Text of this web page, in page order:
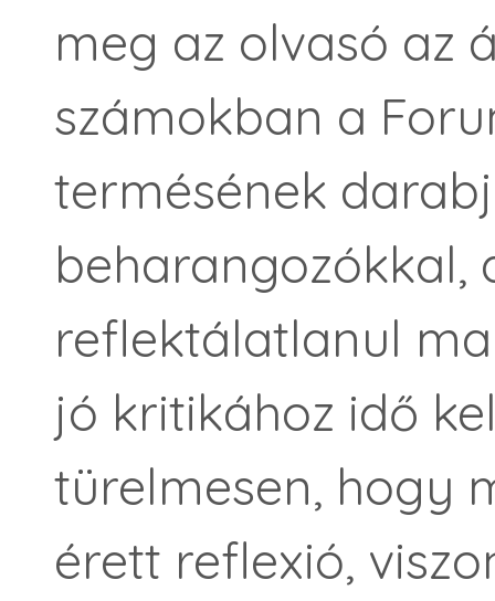
meg az olvasó az
számokban a
termésének
beharangozókkal,
reflektálatlanul
jó kritikához idő
türelmesen, hogy
érett reflexió,